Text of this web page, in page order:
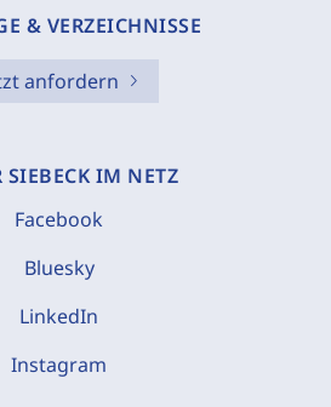
& VERZEICHNISSE
anfordern
SIEBECK IM NETZ
Facebook
Bluesky
LinkedIn
Instagram